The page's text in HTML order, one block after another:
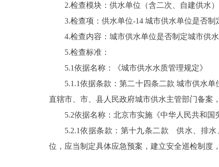
2.检查模块：供水单位（含二次、自建供水）
3.检查项：供水单位-14 城市供水单位是否
4.检查内容：城市供水单位是否制定城市供
5.检查标准：
5.1依据名称：《城市供水水质管理规定》
5.1.1依据条款：第二十四条二款 城市供水
直辖市、市、县人民政府城市供水主管部门备案
5.2依据名称：北京市实施《中华人民共和国
5.2.1依据条款：第十九条二款 供水、排
位，应当制定具体应急预案，建立安全巡检制度